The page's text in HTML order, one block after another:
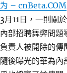
为 – cnBeta.COM
3月11日，一則關
內部招聘舞弊問題
負責人被開除的傳
隨後曝光的華為內